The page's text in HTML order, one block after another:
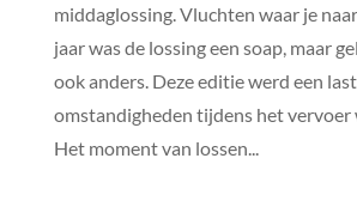
middaglossing. Vluchten waar je
jaar was de lossing een soap, maar
ook anders. Deze editie werd een
omstandigheden tijdens het vervoer
Het moment van lossen...